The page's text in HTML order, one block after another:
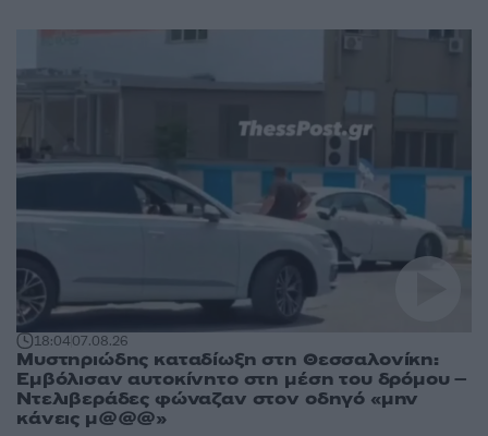
18:0407.08.26
Μυστηριώδης καταδίωξη στη Θεσσαλονίκη:
Εμβόλισαν αυτοκίνητο στη μέση του δρόμου –
Ντελιβεράδες φώναζαν στον οδηγό «μην
κάνεις μ@@@»